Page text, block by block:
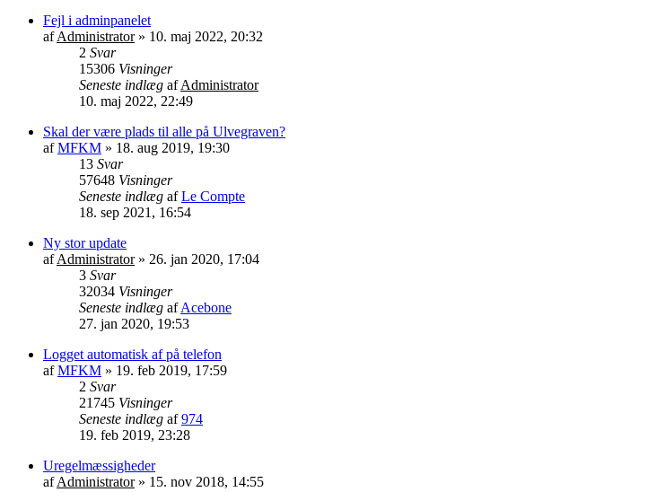
Fejl i adminpanelet
afAdministrator» 10. maj 2022, 20:32
2 Svar
15306 Visninger
Seneste indlæg afAdministrator
10. maj 2022, 22:49
Skal der være plads til alle på Ulvegraven?
afMFKM » 18. aug 2019, 19:30
13 Svar
57648 Visninger
Seneste indlæg afLe Compte
18. sep 2021, 16:54
Ny stor update
afAdministrator» 26. jan 2020, 17:04
3 Svar
32034 Visninger
Seneste indlæg afAcebone
27. jan 2020, 19:53
Logget automatisk af på telefon
afMFKM » 19. feb 2019, 17:59
2 Svar
21745 Visninger
Seneste indlæg af974
19. feb 2019, 23:28
Uregelmæssigheder
afAdministrator» 15. nov 2018, 14:55